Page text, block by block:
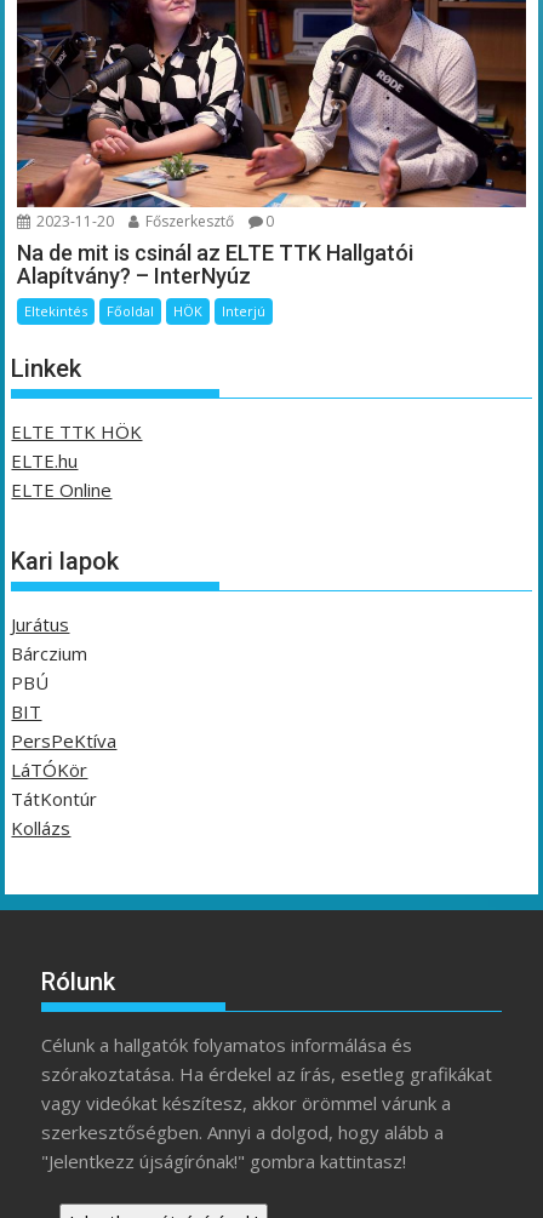
2023-11-20 Főszerkesztő 0
Na de mit is csinál az ELTE TTK Hallgatói
Alapítvány? – InterNyúz
Eltekintés Főoldal HÖK Interjú
Linkek
ELTE TTK HÖK
ELTE.hu
ELTE Online
Kari lapok
Jurátus
Bárczium
PBÚ
BIT
PersPeKtíva
LáTÓKör
TátKontúr
Kollázs
Rólunk
Célunk a hallgatók folyamatos informálása és
szórakoztatása. Ha érdekel az írás, esetleg grafikákat
vagy videókat készítesz, akkor örömmel várunk a
szerkesztőségben. Annyi a dolgod, hogy alább a
"Jelentkezz újságírónak!" gombra kattintasz!